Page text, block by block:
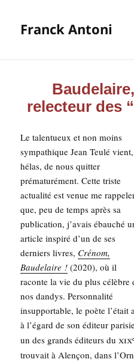
Franck Antoni
relecteur des
Le talen­tueux et non moins
sym­pa­thique Jean Teu­lé vient,
hélas, de nous quit­ter
pré­ma­tu­ré­ment. Cette triste
actua­li­té est venue me
que, peu de temps après sa
publi­ca­tion, j’avais ébau­ché
article ins­pi­ré d’un de ses
der­niers livres, Cré­nom,
Bau­de­laire ! (2020), où il
raconte la vie du plus célèbre
nos dan­dys. Per­son­na­li­té
insup­por­table, le poète l’é­tait
à l’égard de son édi­teur
un des grands édi­teurs duxixe
trou­vait à Alen­çon, dans